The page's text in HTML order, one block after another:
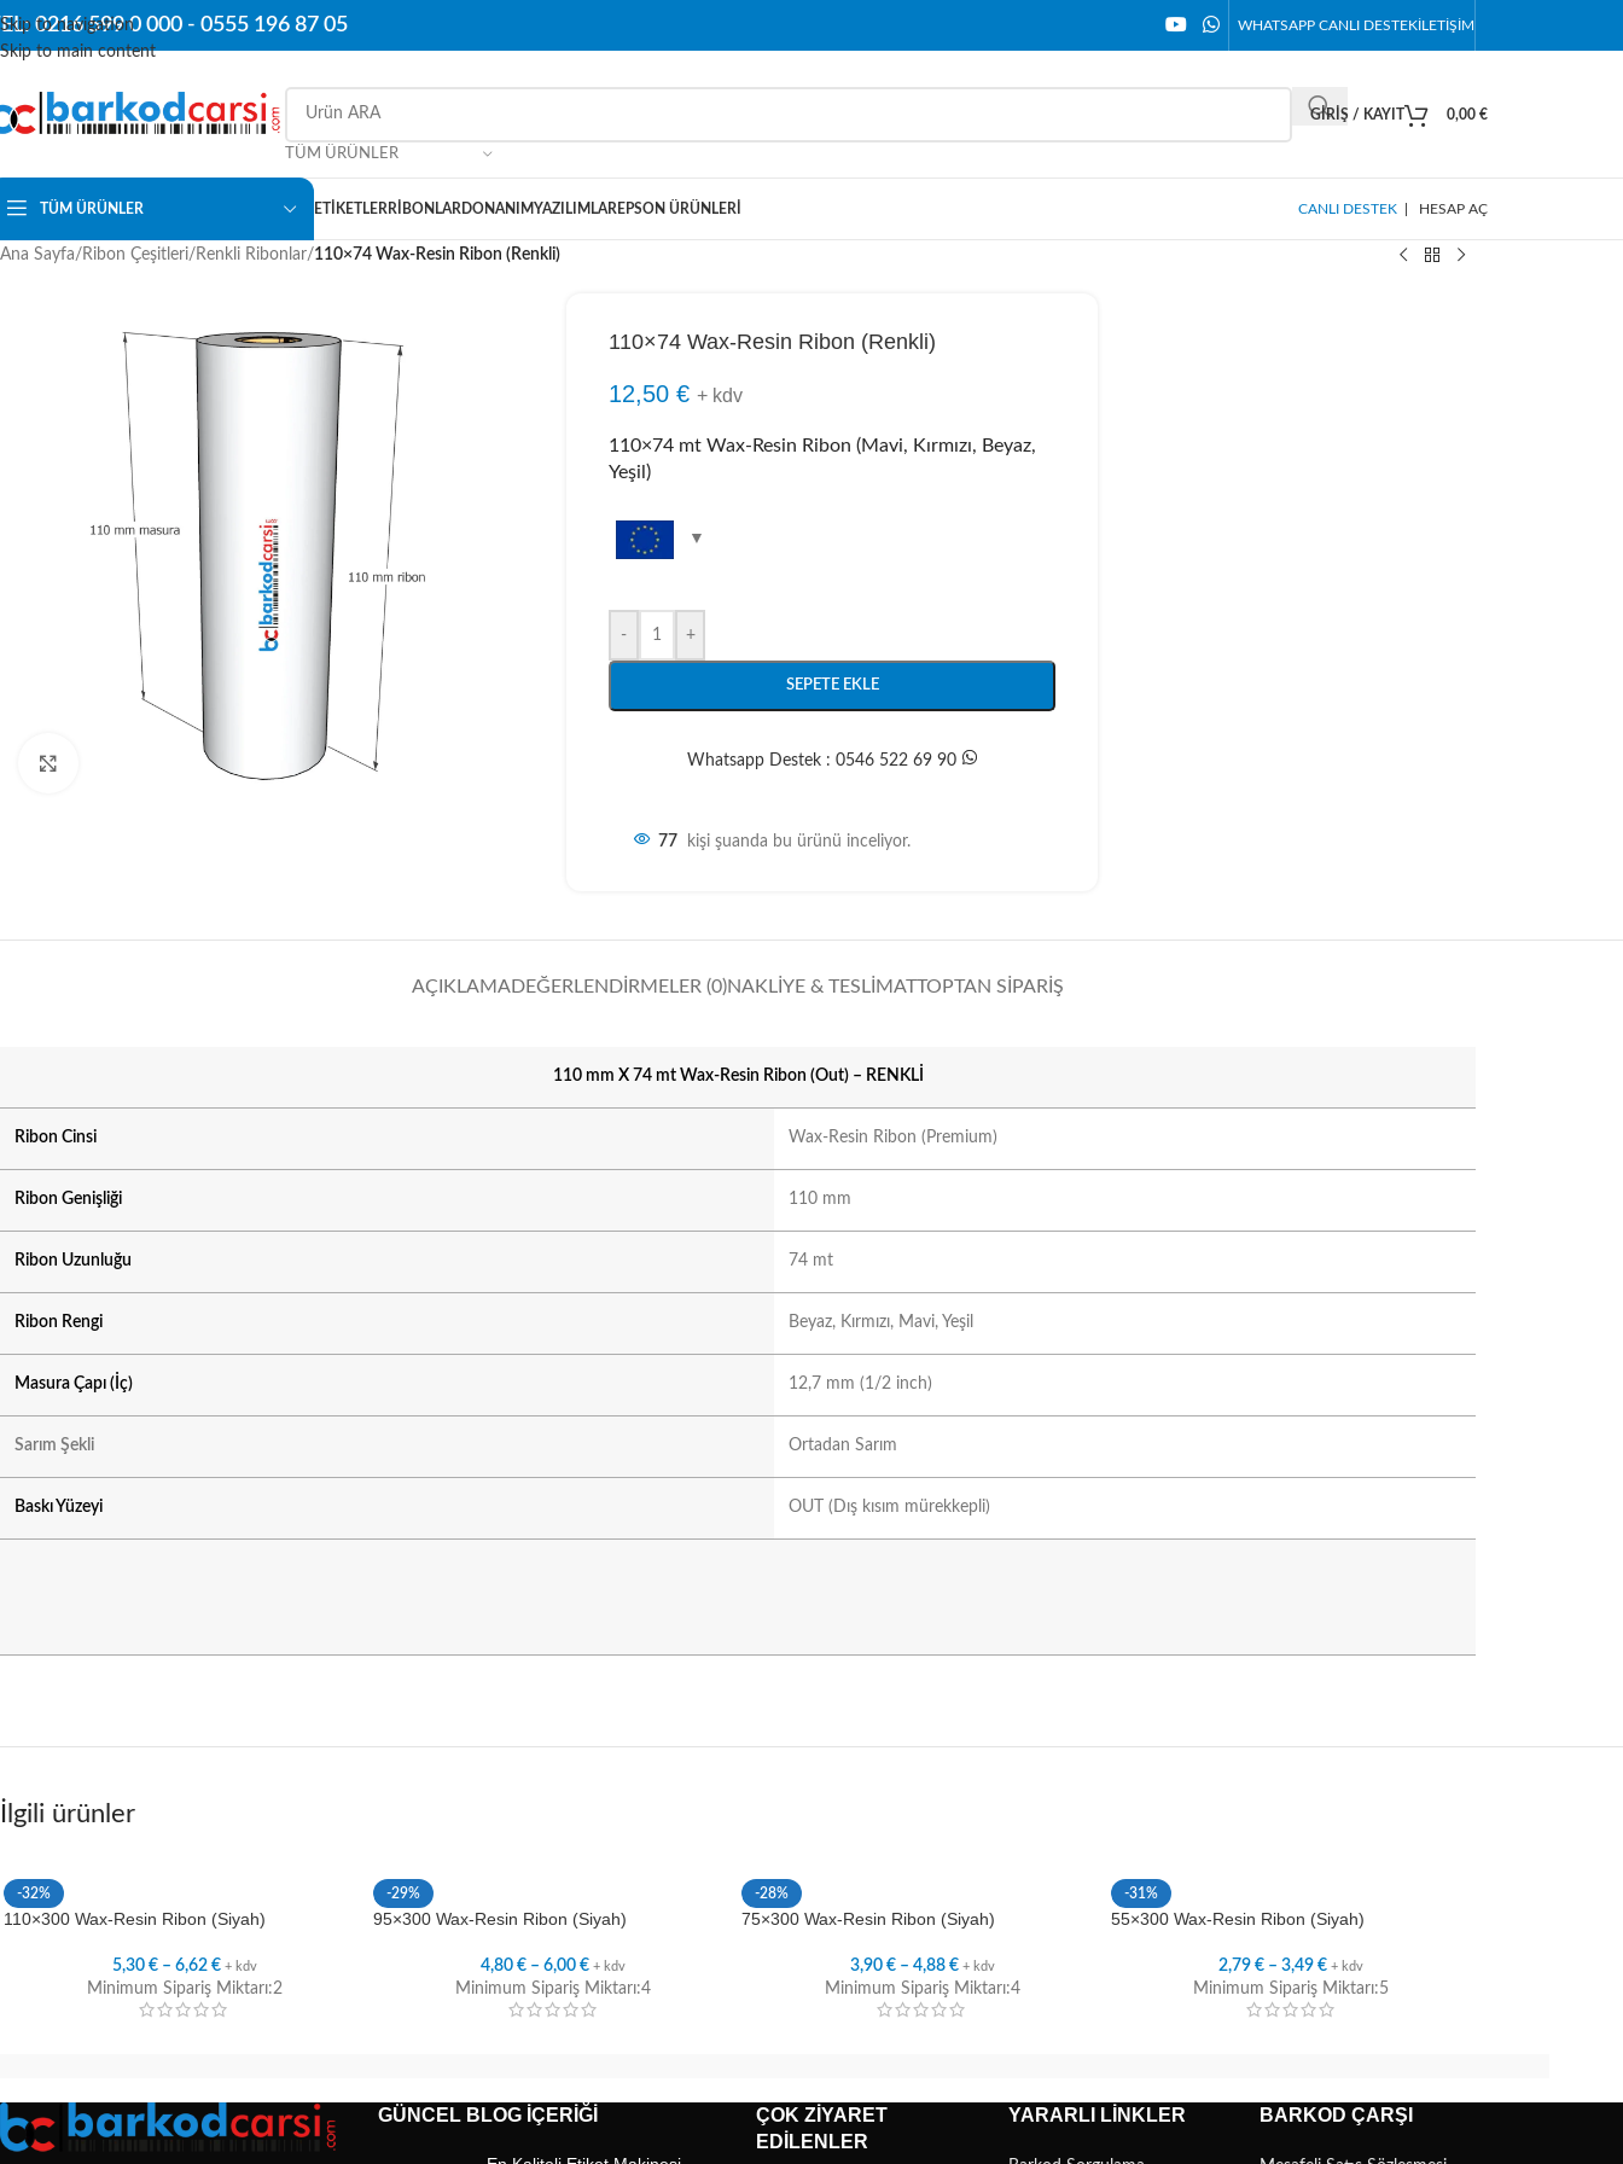
Skip to navigation
Skip to main content
0216 599 0 000 - 0555 196 87 05 WHATSAPP CANLI DESTEKİLETIŞIM
TÜM ÜRÜNLER
GIRIŞ / KAYIT 0,00 €
TÜM ÜRÜNLER ETIKETLER RIBONLAR DONANIMYAZILIMLAR EPSON ÜRÜNLERI CANLI DESTEK HESAP AÇ
Ana Sayfa/ Ribon Çeşitleri/ Renkli Ribonlar/110×74 Wax-Resin Ribon (Renkli)
110×74 Wax-Resin Ribon (Renkli)
12,50€ + kdv
110×74 mt Wax-Resin Ribon (Mavi, Kırmızı, Beyaz,
Yeşil)
- +
SEPETE EKLE
Whatsapp Destek : 0546 522 69 90
77 kişi şuanda bu ürünü inceliyor.
AÇIKLAMA DEĞERLENDIRMELER (0)NAKLIYE & TESLIMATTOPTAN SIPARIŞ
110 mm X 74 mt Wax-Resin Ribon (Out) – RENKLİ
Ribon Cinsi Wax-Resin Ribon (Premium)
Ribon Genişliği 110 mm
Ribon Uzunluğu 74 mt
Ribon Rengi Beyaz, Kırmızı, Mavi, Yeşil
Masura Çapı (İç) 12,7 mm (1/2 inch)
Sarım Şekli Ortadan Sarım
Baskı Yüzeyi OUT (Dış kısım mürekkepli)
İlgili ürünler
-32%
110×300 Wax-Resin Ribon (Siyah)
5,30 € – 6,62 € + kdv
Minimum Sipariş Miktarı:2
-29%
95×300 Wax-Resin Ribon (Siyah)
4,80€ –6,00€ + kdv
Minimum Sipariş Miktarı:4
-28%
75×300 Wax-Resin Ribon (Siyah)
3,90 € – 4,88 € + kdv
Minimum Sipariş Miktarı:4
-31%
55×300 Wax-Resin Ribon (Siyah)
2,79€ –3,49€ + kdv
Minimum Sipariş Miktarı:5
GÜNCEL BLOG İÇERIĞI
ÇOK ZIYARET
EDILENLER
YARARLI LINKLER BARKOD ÇARŞI